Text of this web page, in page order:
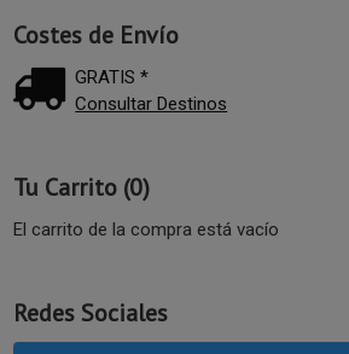
Costes de Envío
GRATIS *
Consultar Destinos
Tu Carrito (0)
El carrito de la compra está vacío
Redes Sociales